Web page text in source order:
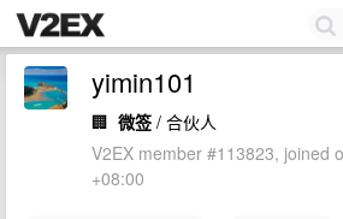
yimin101
🏢 微签 / 合伙人
V2EX member #113823, joined
+08:00